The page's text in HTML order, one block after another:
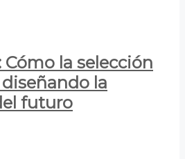
Cómo la selección
la
futuro